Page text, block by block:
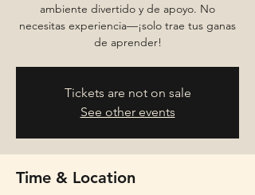
ambiente divertido y de apoyo. No
necesitas experiencia—¡solo trae tus ganas
de aprender!
Tickets are not on sale
See other events
Time & Location